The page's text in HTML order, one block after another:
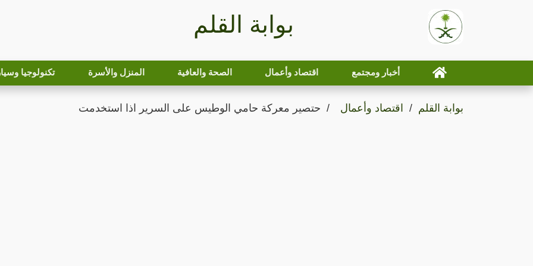
بوابة القلم
أخبار ومجتمع اقتصاد وأعمال الصحة والعافية المنزل والأسرة تكنولوجيا
بوابة القلم اقتصاد وأعمال حتصير معركة حامي الوطيس على السرير اذا استخدمت